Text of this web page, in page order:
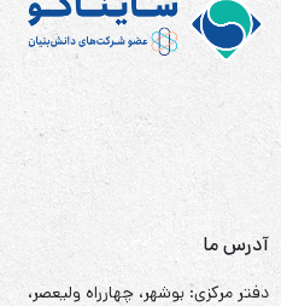
آدرس ما
دفتر مرکزی: بوشهر، چهارراه ولیعصر،